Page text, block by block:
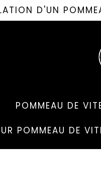
D'UN
POMMEAU DE
POMMEAU DE